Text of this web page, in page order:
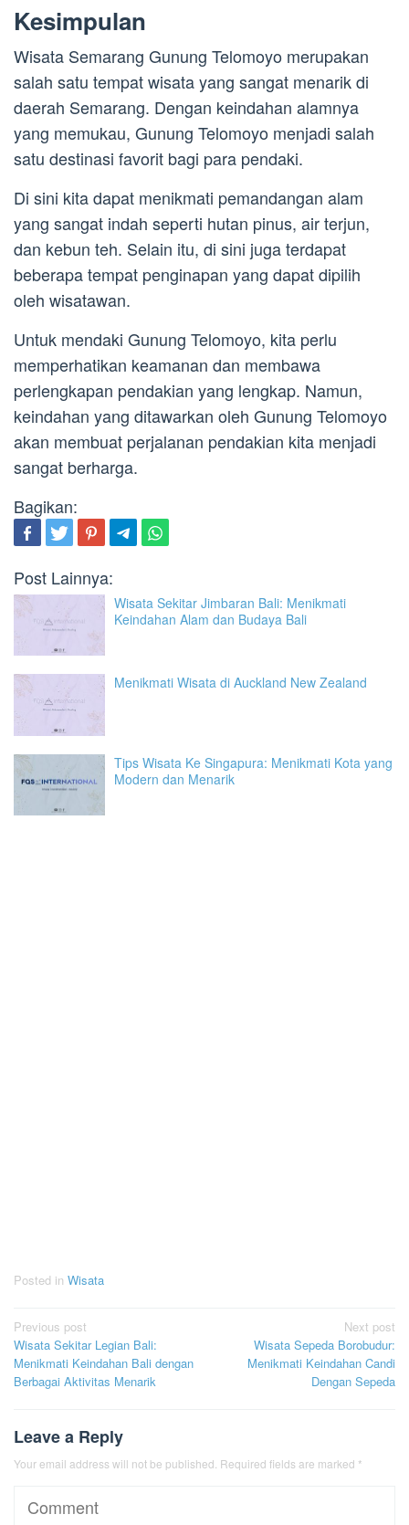
Kesimpulan
Wisata Semarang Gunung Telomoyo merupakan
salah satu tempat wisata yang sangat menarik di
daerah Semarang. Dengan keindahan alamnya
yang memukau, Gunung Telomoyo menjadi salah
satu destinasi favorit bagi para pendaki.
Di sini kita dapat menikmati pemandangan alam
yang sangat indah seperti hutan pinus, air terjun,
dan kebun teh. Selain itu, di sini juga terdapat
beberapa tempat penginapan yang dapat dipilih
oleh wisatawan.
Untuk mendaki Gunung Telomoyo, kita perlu
memperhatikan keamanan dan membawa
perlengkapan pendakian yang lengkap. Namun,
keindahan yang ditawarkan oleh Gunung Telomoyo
akan membuat perjalanan pendakian kita menjadi
sangat berharga.
Bagikan:
Post Lainnya:
Wisata Sekitar Jimbaran Bali: Menikmati
Keindahan Alam dan Budaya Bali
Menikmati Wisata di Auckland New Zealand
Tips Wisata Ke Singapura: Menikmati Kota yang
Modern dan Menarik
Posted in Wisata
Post
navigation
Previous post
Wisata Sekitar Legian Bali:
Menikmati Keindahan Bali dengan
Berbagai Aktivitas Menarik
Next post
Wisata Sepeda Borobudur:
Menikmati Keindahan Candi
Dengan Sepeda
Leave a Reply
Your email address will not be published. Required fields are marked *